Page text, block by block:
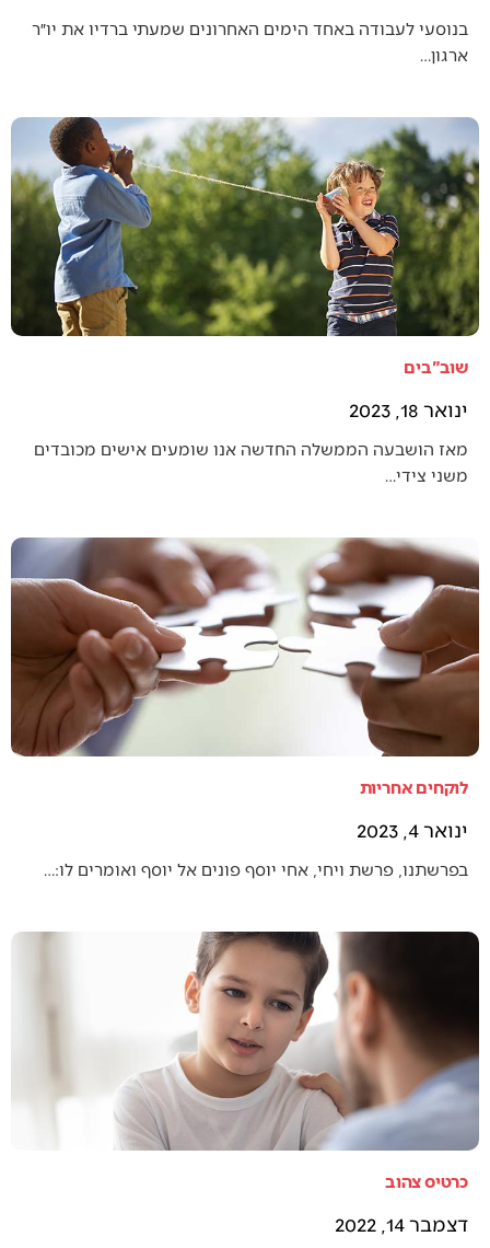
בנוסעי לעבודה באחד הימים האחרונים שמעתי ברדיו את יו״ר
ארגון…
שוב"בים
ינואר 18, 2023
מאז הושבעה הממשלה החדשה אנו שומעים אישים מכובדים
משני צידי…
לוקחים אחריות
ינואר 4, 2023
בפרשתנו, פרשת ויחי, אחי יוסף פונים אל יוסף ואומרים לו:…
כרטיס צהוב
דצמבר 14, 2022